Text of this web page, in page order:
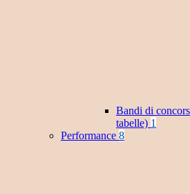
Bandi di
tabelle) 1
Performance 8